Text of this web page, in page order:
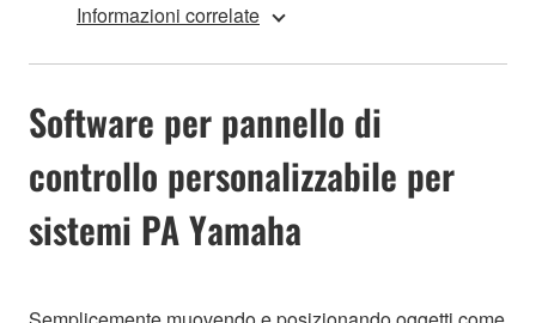
Informazioni correlate
Software per pannello di
controllo personalizzabile per
sistemi PA Yamaha